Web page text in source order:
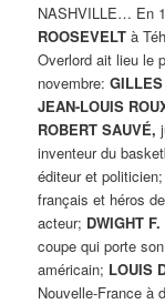
NASHVILLE… En
ROOSEVELT à
Overlord ait lieu le
novembre:
JEAN-LOUIS
ROBERT SAUVÉ,
inventeur du
éditeur et
français et héros
acteur; DWIGHT
coupe qui porte
américain; LOUIS
Nouvelle-France à